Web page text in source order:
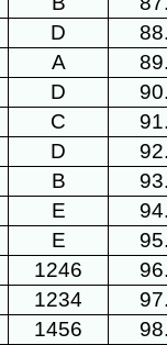
D
A
D
C
D
B
E
E
1246
1234
1456